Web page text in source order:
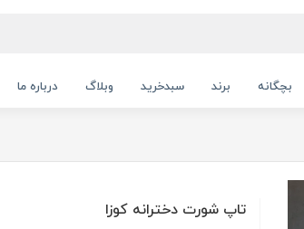
بچگانه برند سبدخرید وبلاگ درباره ما
تاپ شورت دخترانه کوزا